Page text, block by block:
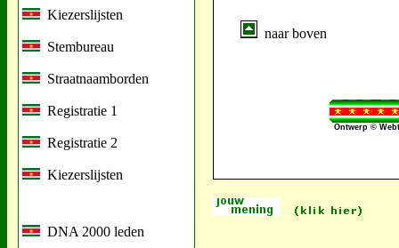
Kiezerslijsten
Stembureau
Straatnaamborden
Registratie 1
Registratie 2
Kiezerslijsten
DNA 2000 leden
naar boven
Ontwerp ©